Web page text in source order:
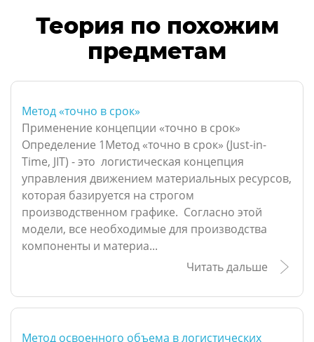
Теория по похожим
предметам
Метод «точно в срок»
Применение концепции «точно в срок»
Определение 1Метод «точно в срок» (Just-in-
Time, JIT) - это логистическая концепция
управления движением материальных ресурсов,
которая базируется на строгом
производственном графике. Согласно этой
модели, все необходимые для производства
компоненты и материа...
Читать дальше
Метод освоенного объема в логистических